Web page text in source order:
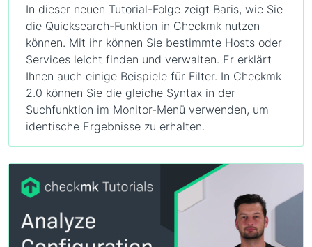
In dieser neuen Tutorial-Folge zeigt Baris, wie Sie
die Quicksearch-Funktion in Checkmk nutzen
können. Mit ihr können Sie bestimmte Hosts oder
Services leicht finden und verwalten. Er erklärt
Ihnen auch einige Beispiele für Filter. In Checkmk
2.0 können Sie die gleiche Syntax in der
Suchfunktion im Monitor-Menü verwenden, um
identische Ergebnisse zu erhalten.